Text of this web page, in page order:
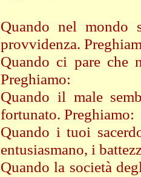
Quando nel
provvidenza.
Quando ci pare
Preghiamo:
Quando il male
fortunato. Preghiamo:
Quando i tuoi
entusiasmano, i
Quando la società